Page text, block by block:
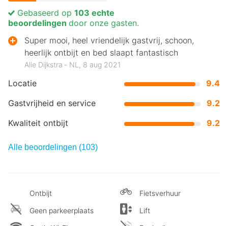
Locatie
9.4
Gastvrijheid en service
9.2
Kwaliteit ontbijt
9.2
Gebaseerd op 103 echte
beoordelingen door onze gasten.
Super mooi, heel vriendelijk gastvrij, schoon,
heerlijk ontbijt en bed slaapt fantastisch
Alie Dijkstra ‐ NL, 8 aug 2021
Alle beoordelingen (103)
Ontbijt
Geen parkeerplaats
Fietsverhuur
Lift